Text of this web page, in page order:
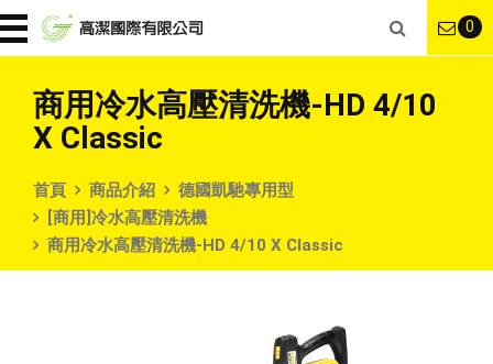
0
商用冷水高壓清洗機-HD 4/10
X Classic
首頁 商品介紹
德國凱馳專用型
[商用]冷水高壓清洗機
商用冷水高壓清洗機-HD 4/10 X Classic